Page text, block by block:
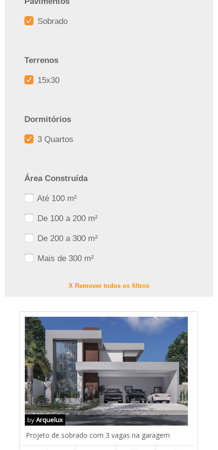
Sobrado
Terrenos
15x30
Dormitórios
3 Quartos
Área Construída
Até 100 m²
De 100 a 200 m²
De 200 a 300 m²
Mais de 300 m²
X Remover todos os filtros
byArquelux
Projeto de sobrado com 3 vagas na garagem